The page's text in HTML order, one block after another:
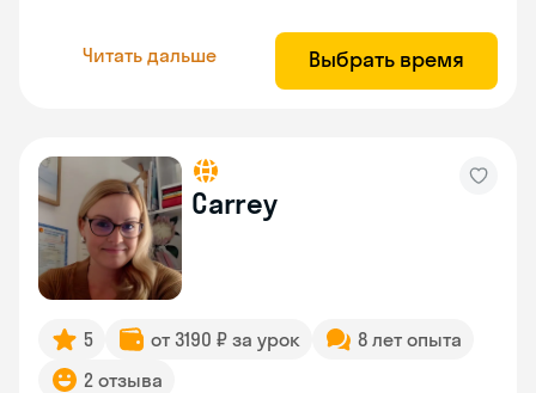
Читать дальше Выбрать время
Carrey
5 от 3190 ₽ за урок
8 лет опыта
2 отзыва